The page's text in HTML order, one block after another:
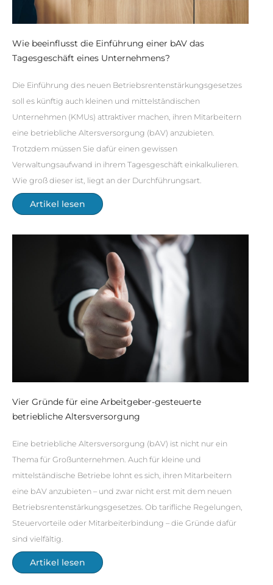
Wie beeinflusst die Einführung einer bAV das
Tagesgeschäft eines Unternehmens?
Die Einführung des neuen Betriebsrentenstärkungsgesetzes
soll es künftig auch kleinen und mittelständischen
Unternehmen (KMUs) attraktiver machen, ihren Mitarbeitern
eine betriebliche Altersversorgung (bAV) anzubieten.
Trotzdem müssen Sie dafür einen gewissen
Verwaltungsaufwand in ihrem Tagesgeschäft einkalkulieren.
Wie groß dieser ist, liegt an der Durchführungsart.
Artikel lesen
Vier Gründe für eine Arbeitgeber-gesteuerte
betriebliche Altersversorgung
Eine betriebliche Altersversorgung (bAV) ist nicht nur ein
Thema für Großunternehmen. Auch für kleine und
mittelständische Betriebe lohnt es sich, ihren Mitarbeitern
eine bAV anzubieten – und zwar nicht erst mit dem neuen
Betriebsrentenstärkungsgesetzes. Ob tarifliche Regelungen,
Steuervorteile oder Mitarbeiterbindung – die Gründe dafür
sind vielfältig.
Artikel lesen